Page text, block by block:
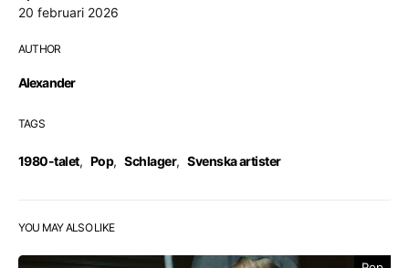
20 februari 2026
AUTHOR
Alexander
TAGS
1980-talet, Pop, Schlager, Svenska artister
YOU MAY ALSO LIKE